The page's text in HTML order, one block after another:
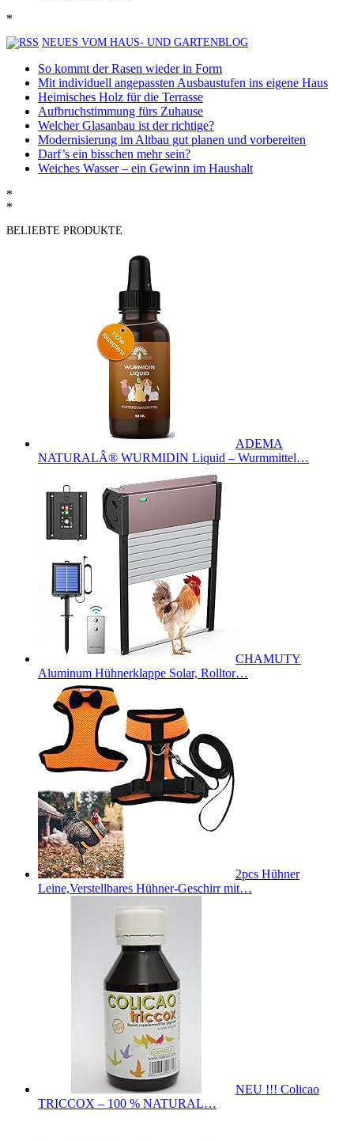
*
NEUES VOM HAUS- UND GARTENBLOG
So kommt der Rasen wieder in Form
Mit individuell angepassten Ausbaustufen ins eigene Haus
Heimisches Holz für die Terrasse
Aufbruchstimmung fürs Zuhause
Welcher Glasanbau ist der richtige?
Modernisierung im Altbau gut planen und vorbereiten
Darf’s ein bisschen mehr sein?
Weiches Wasser – ein Gewinn im Haushalt
*
*
BELIEBTE PRODUKTE
ADEMA
NATURALÂ® WURMIDIN Liquid – Wurmmittel…
CHAMUTY
Aluminum Hühnerklappe Solar, Rolltor…
2pcs Hühner
Leine,Verstellbares Hühner-Geschirr mit…
NEU !!! Colicao
TRICCOX – 100 % NATURAL…